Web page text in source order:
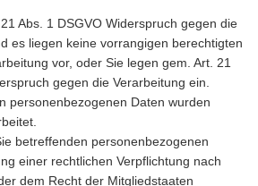
Abs. 1 DSGVO Widerspruch gegen die
es liegen keine vorrangigen berechtigten
vor, oder Sie legen gem. Art. 21
gegen die Verarbeitung ein.
personenbezogenen Daten wurden
betreffenden personenbezogenen
einer rechtlichen Verpflichtung nach
dem Recht der Mitgliedstaaten